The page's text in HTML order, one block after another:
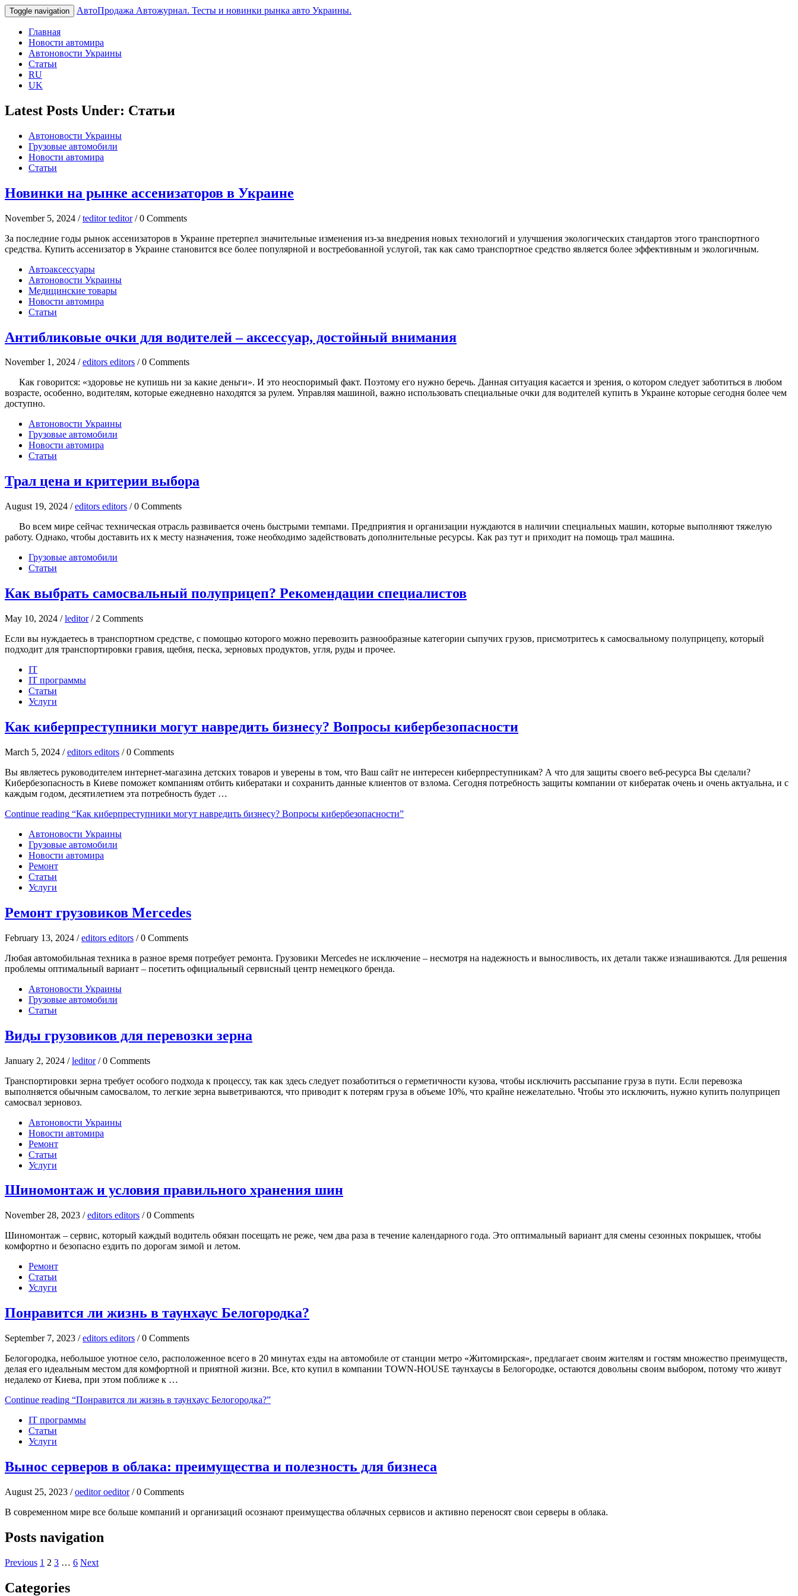
Toggle navigation АвтоПродажа Автожурнал. Тесты и новинки рынка авто Украины.
Главная
Новости автомира
Автоновости Украины
Статьи
RU
UK
Latest Posts Under: Статьи
Автоновости Украины
Грузовые автомобили
Новости автомира
Статьи
Новинки на рынке ассенизаторов в Украине
November 5, 2024 /teditor teditor/ 0 Comments
За последние годы рынок ассенизаторов в Украине претерпел значительные изменения из-за внедрения новых технологий и улучшения экологических стандартов этого транспортного
средства. Купить ассенизатор в Украине становится все более популярной и востребованной услугой, так как само транспортное средство является более эффективным и экологичным.
Автоаксессуары
Автоновости Украины
Медицинские товары
Новости автомира
Статьи
Антибликовые очки для водителей – аксессуар, достойный внимания
November 1, 2024 /editors editors / 0 Comments
Как говорится: «здоровье не купишь ни за какие деньги». И это неоспоримый факт. Поэтому его нужно беречь. Данная ситуация касается и зрения, о котором следует заботиться в любом
возрасте, особенно, водителям, которые ежедневно находятся за рулем. Управляя машиной, важно использовать специальные очки для водителей купить в Украине которые сегодня более чем
доступно.
Автоновости Украины
Грузовые автомобили
Новости автомира
Статьи
Трал цена и критерии выбора
August 19, 2024 /editors editors / 0 Comments
Во всем мире сейчас техническая отрасль развивается очень быстрыми темпами. Предприятия и организации нуждаются в наличии специальных машин, которые выполняют тяжелую
работу. Однако, чтобы доставить их к месту назначения, тоже необходимо задействовать дополнительные ресурсы. Как раз тут и приходит на помощь трал машина.
Грузовые автомобили
Статьи
Как выбрать самосвальный полуприцеп? Рекомендации специалистов
May 10, 2024 /leditor/ 2 Comments
Если вы нуждаетесь в транспортном средстве, с помощью которого можно перевозить разнообразные категории сыпучих грузов, присмотритесь к самосвальному полуприцепу, который
подходит для транспортировки гравия, щебня, песка, зерновых продуктов, угля, руды и прочее.
IT
IT программы
Статьи
Услуги
Как киберпреступники могут навредить бизнесу? Вопросы кибербезопасности
March 5, 2024 /editors editors / 0 Comments
Вы являетесь руководителем интернет-магазина детских товаров и уверены в том, что Ваш сайт не интересен киберпреступникам? А что для защиты своего веб-ресурса Вы сделали?
Кибербезопасность в Киеве поможет компаниям отбить кибератаки и сохранить данные клиентов от взлома. Сегодня потребность защиты компании от кибератак очень и очень актуальна, и с
каждым годом, десятилетием эта потребность будет …
Continue reading “Как киберпреступники могут навредить бизнесу? Вопросы кибербезопасности”
Автоновости Украины
Грузовые автомобили
Новости автомира
Ремонт
Статьи
Услуги
Ремонт грузовиков Mercedes
February 13, 2024 /editors editors / 0 Comments
Любая автомобильная техника в разное время потребует ремонта. Грузовики Mercedes не исключение – несмотря на надежность и выносливость, их детали также изнашиваются. Для решения
проблемы оптимальный вариант – посетить официальный сервисный центр немецкого бренда.
Автоновости Украины
Грузовые автомобили
Статьи
Виды грузовиков для перевозки зерна
January 2, 2024 /leditor/ 0 Comments
Транспортировки зерна требует особого подхода к процессу, так как здесь следует позаботиться о герметичности кузова, чтобы исключить рассыпание груза в пути. Если перевозка
выполняется обычным самосвалом, то легкие зерна выветриваются, что приводит к потерям груза в объеме 10%, что крайне нежелательно. Чтобы это исключить, нужно купить полуприцеп
самосвал зерновоз.
Автоновости Украины
Новости автомира
Ремонт
Статьи
Услуги
Шиномонтаж и условия правильного хранения шин
November 28, 2023 /editors editors / 0 Comments
Шиномонтаж – сервис, который каждый водитель обязан посещать не реже, чем два раза в течение календарного года. Это оптимальный вариант для смены сезонных покрышек, чтобы
комфортно и безопасно ездить по дорогам зимой и летом.
Ремонт
Статьи
Услуги
Понравится ли жизнь в таунхаус Белогородка?
September 7, 2023 /editors editors / 0 Comments
Белогородка, небольшое уютное село, расположенное всего в 20 минутах езды на автомобиле от станции метро «Житомирская», предлагает своим жителям и гостям множество преимуществ,
делая его идеальным местом для комфортной и приятной жизни. Все, кто купил в компании TOWN-HOUSE таунхаусы в Белогородке, остаются довольны своим выбором, потому что живут
недалеко от Киева, при этом поближе к …
Continue reading “Понравится ли жизнь в таунхаус Белогородка?”
IT программы
Статьи
Услуги
Вынос серверов в облака: преимущества и полезность для бизнеса
August 25, 2023 /oeditor oeditor/ 0 Comments
В современном мире все больше компаний и организаций осознают преимущества облачных сервисов и активно переносят свои серверы в облака.
Posts navigation
Previous 1 2 3 … 6 Next
Categories